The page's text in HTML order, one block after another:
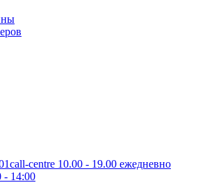
call-centre 10.00 - 19.00 ежедневно
- 14:00